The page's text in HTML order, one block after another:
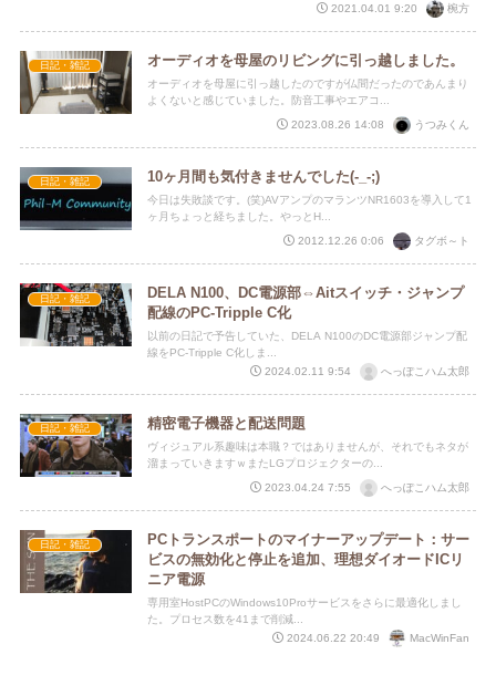
2021.04.01 9:20
椀方
日記・雑記 オーディオを母屋のリビングに引っ越しました。
オーディオを母屋に引っ越したのですが仏間だったのであんまり
よくないと感じていました。防音工事やエアコ...
2023.08.26 14:08
うつみくん
日記・雑記 10ヶ月間も気付きませんでした(-_-;)
今日は失敗談です。(笑)AVアンプのマランツNR1603を導入して1
ヶ月ちょっと経ちました。やっとH...
2012.12.26 0:06
タグボ～ト
日記・雑記
DELA N100、DC電源部⇔Aitスイッチ・ジャンプ
配線のPC-Tripple C化
以前の日記で予告していた、DELA N100のDC電源部ジャンプ配
線をPC-Tripple C化しま...
2024.02.11 9:54
へっぽこハム太郎
日記・雑記 精密電子機器と配送問題
ヴィジュアル系趣味は本職？ではありませんが、それでもネタが
溜まっていきますｗまたLGプロジェクターの...
2023.04.24 7:55
へっぽこハム太郎
日記・雑記
PCトランスポートのマイナーアップデート：サー
ビスの無効化と停止を追加、理想ダイオードICリ
ニア電源
専用室HostPCのWindows10Proサービスをさらに最適化しまし
た。プロセス数を41まで削減...
2024.06.22 20:49
MacWinFan